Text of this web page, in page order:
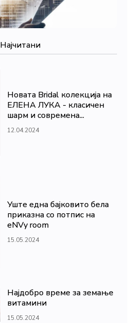
Најчитани
Новата Bridal колекција на
ЕЛЕНА ЛУКА - класичен
шарм и современа...
12.04.2024
Уште една бајковито бела
приказна со потпис на
eNVy room
15.05.2024
Најдобро време за земање
витамини
15.05.2024